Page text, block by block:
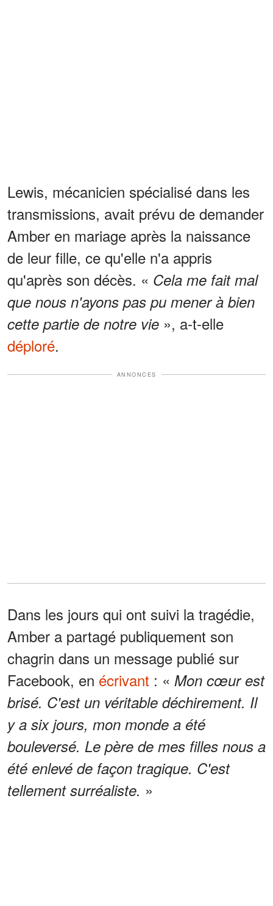
Lewis, mécanicien spécialisé dans les
transmissions, avait prévu de demander
Amber en mariage après la naissance
de leur fille, ce qu'elle n'a appris
qu'après son décès. « Cela me fait mal
que nous n'ayons pas pu mener à bien
cette partie de notre vie », a-t-elle
déploré.
ANNONCES
Dans les jours qui ont suivi la tragédie,
Amber a partagé publiquement son
chagrin dans un message publié sur
Facebook, en écrivant : « Mon cœur est
brisé. C'est un véritable déchirement. Il
y a six jours, mon monde a été
bouleversé. Le père de mes filles nous a
été enlevé de façon tragique. C'est
tellement surréaliste. »